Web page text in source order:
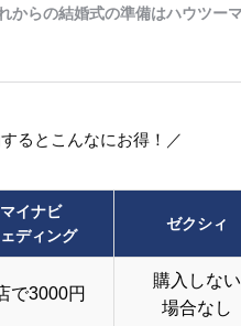
るとこんなにお得！／
マイナビ
ディング
ゼクシィ
で3000円
購入しない
場合なし